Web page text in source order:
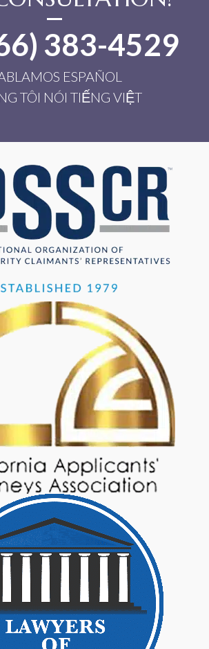
383-4529
ESPAÑOL
TÔI NÓI TIẾNG VIỆT